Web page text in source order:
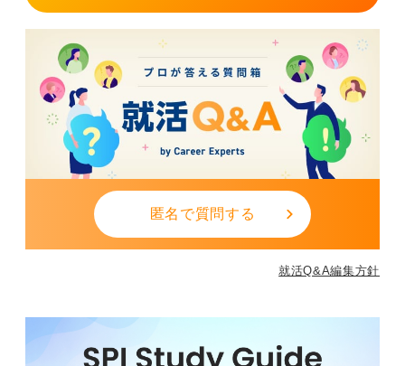
休職中に「この仕事を続けたいのか」「どんな働き方な
ら無理なく続けられるのか」をじっくり整理できます。
どちらを選んでも間違いではありません。
一人で抱え込まず、産業医・上司・家族・専門機関など
に相談しながら、回復を最優先に考えてください。
匿名で質問する
就活Q&A編集方針